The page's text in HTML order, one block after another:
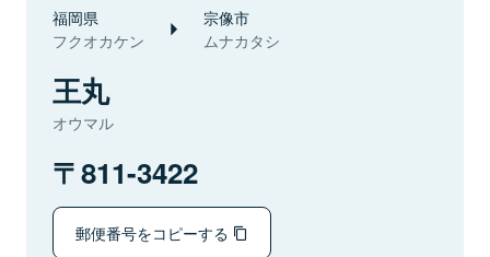
福岡県
フクオカケン
宗像市
ムナカタシ
王丸
オウマル
811-3422
郵便番号をコピーする